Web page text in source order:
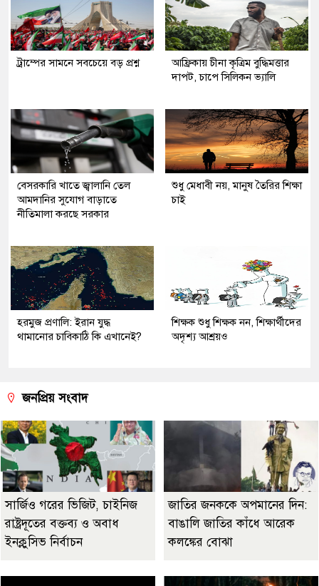
ট্রাম্পের সামনে সবচেয়ে বড় প্রশ্ন
আফ্রিকায় চীনা কৃত্রিম বুদ্ধিমত্তার
দাপট, চাপে সিলিকন ভ্যালি
বেসরকারি খাতে জ্বালানি তেল
আমদানির সুযোগ বাড়াতে
নীতিমালা করছে সরকার
শুধু মেধাবী নয়, মানুষ তৈরির শিক্ষা
চাই
হরমুজ প্রণালি: ইরান যুদ্ধ
থামানোর চাবিকাঠি কি এখানেই?
শিক্ষক শুধু শিক্ষক নন, শিক্ষার্থীদের
অদৃশ্য আশ্রয়ও
জনপ্রিয় সংবাদ
সার্জিও গরের ভিজিট, চাইনিজ
রাষ্ট্রদূতের বক্তব্য ও অবাধ
ইনক্লুসিভ নির্বাচন
জাতির জনককে অপমানের দিন:
বাঙালি জাতির কাঁধে আরেক
কলঙ্কের বোঝা